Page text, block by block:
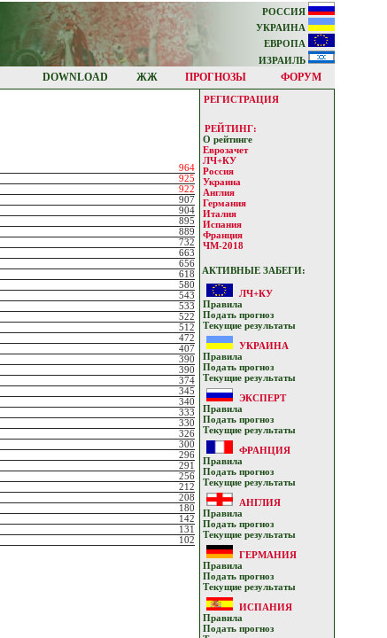
РОССИЯ
УКРАИНА
ЕВРОПА
ИЗРАИЛЬ
DOWNLOAD ЖЖ ПРОГНОЗЫ ФОРУМ
964
925
922
907
904
895
889
732
663
656
618
580
543
533
522
512
472
407
390
390
374
345
340
333
330
326
300
296
291
256
212
208
180
142
131
102
РЕГИСТРАЦИЯ
РЕЙТИНГ:
О рейтинге
Еврозачет
ЛЧ+КУ
Россия
Украина
Англия
Германия
Италия
Испания
Франция
ЧМ-2018
АКТИВНЫЕ ЗАБЕГИ:
ЛЧ+КУ
Прaвилa
Подать прoгнoз
Текущие результaты
УКРАИНА
Прaвилa
Подать прoгнoз
Текущие результaты
ЭКСПЕРТ
Прaвилa
Подать прoгнoз
Текущие результaты
ФРАНЦИЯ
Прaвилa
Подать прoгнoз
Текущие результaты
АНГЛИЯ
Прaвилa
Подать прoгнoз
Текущие результaты
ГЕРМАНИЯ
Прaвилa
Подать прoгнoз
Текущие результaты
ИСПАНИЯ
Прaвилa
Подать прoгнoз